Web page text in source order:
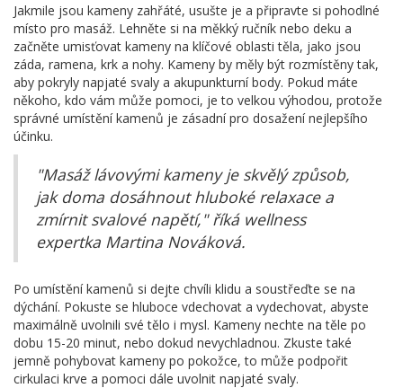
Jakmile jsou kameny zahřáté, usušte je a připravte si pohodlné
místo pro masáž. Lehněte si na měkký ručník nebo deku a
začněte umisťovat kameny na klíčové oblasti těla, jako jsou
záda, ramena, krk a nohy. Kameny by měly být rozmístěny tak,
aby pokryly napjaté svaly a akupunkturní body. Pokud máte
někoho, kdo vám může pomoci, je to velkou výhodou, protože
správné umístění kamenů je zásadní pro dosažení nejlepšího
účinku.
"Masáž lávovými kameny je skvělý způsob,
jak doma dosáhnout hluboké relaxace a
zmírnit svalové napětí," říká wellness
expertka Martina Nováková.
Po umístění kamenů si dejte chvíli klidu a soustřeďte se na
dýchání. Pokuste se hluboce vdechovat a vydechovat, abyste
maximálně uvolnili své tělo i mysl. Kameny nechte na těle po
dobu 15-20 minut, nebo dokud nevychladnou. Zkuste také
jemně pohybovat kameny po pokožce, to může podpořit
cirkulaci krve a pomoci dále uvolnit napjaté svaly.